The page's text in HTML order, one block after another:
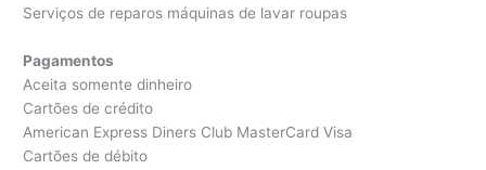
Serviços de reparos máquinas de lavar roupas
Pagamentos
Aceita somente dinheiro
Cartões de crédito
American Express Diners Club MasterCard Visa
Cartões de débito